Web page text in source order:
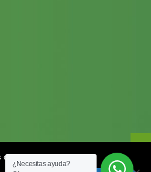
¿Necesitas ayuda?
de acuerdo.